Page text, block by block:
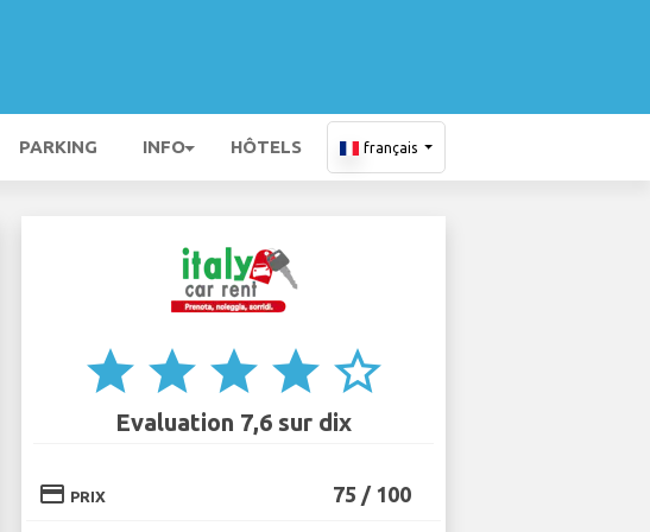
PARKING INFO HÔTELS français
star star star star star_border
Evaluation 7,6 sur dix
credit_card PRIX 75 / 100